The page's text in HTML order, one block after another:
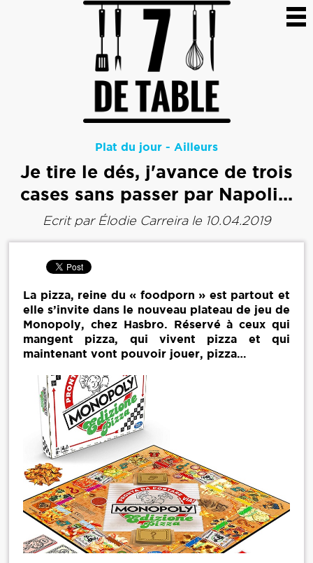
Plat du jour - Ailleurs
Je tire le dés, j'avance de trois
cases sans passer par Napoli...
Ecrit par Élodie Carreirale 10.04.2019
La pizza, reine du « foodporn » est partout et
elle s’invite dans le nouveau plateau de jeu de
Monopoly, chez Hasbro. Réservé à ceux qui
mangent pizza, qui vivent pizza et qui
maintenant vont pouvoir jouer, pizza…